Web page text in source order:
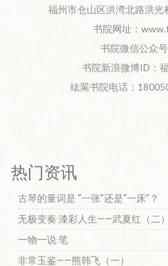
福州市仓山区洪湾北路洪光
书院网址：
书院微信公众
书院新浪微博ID：
竑翯书院电话：
热门资讯
古琴的量词是 “一张”还是“一床”？
无极变奏·漆彩人生——武夏红（二）
一物一说·笔
非常玉鉴——熊韩飞（一）